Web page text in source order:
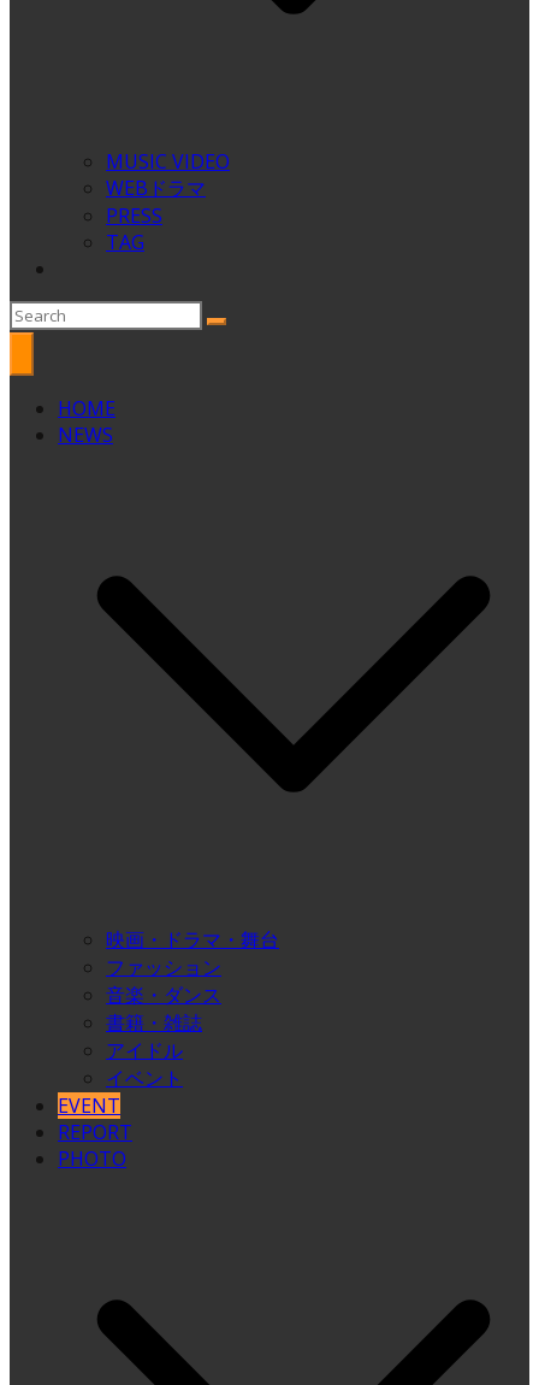
MUSIC VIDEO
WEBドラマ
PRESS
TAG
HOME
NEWS
映画・ドラマ・舞台
ファッション
音楽・ダンス
書籍・雑誌
アイドル
イベント
EVENT
REPORT
PHOTO